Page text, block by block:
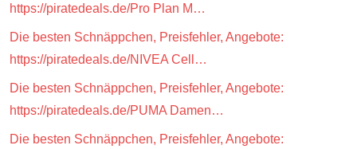
https://piratedeals.de/Pro Plan M…
Die besten Schnäppchen, Preisfehler, Angebote:
https://piratedeals.de/NIVEA Cell…
Die besten Schnäppchen, Preisfehler, Angebote:
https://piratedeals.de/PUMA Damen…
Die besten Schnäppchen, Preisfehler, Angebote: